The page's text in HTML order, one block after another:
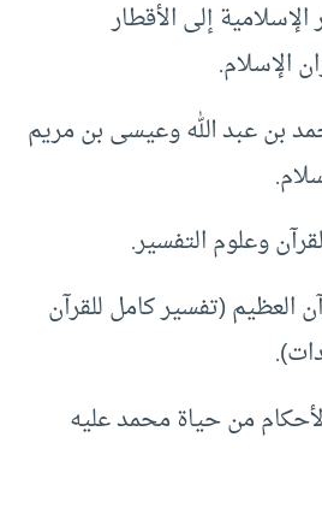
إلى الأقطار
الإسلام.
بن عبد الله وعيسى بن مريم
وعلوم التفسير.
العظيم (تفسير كامل للقرآن
من حياة محمد عليه